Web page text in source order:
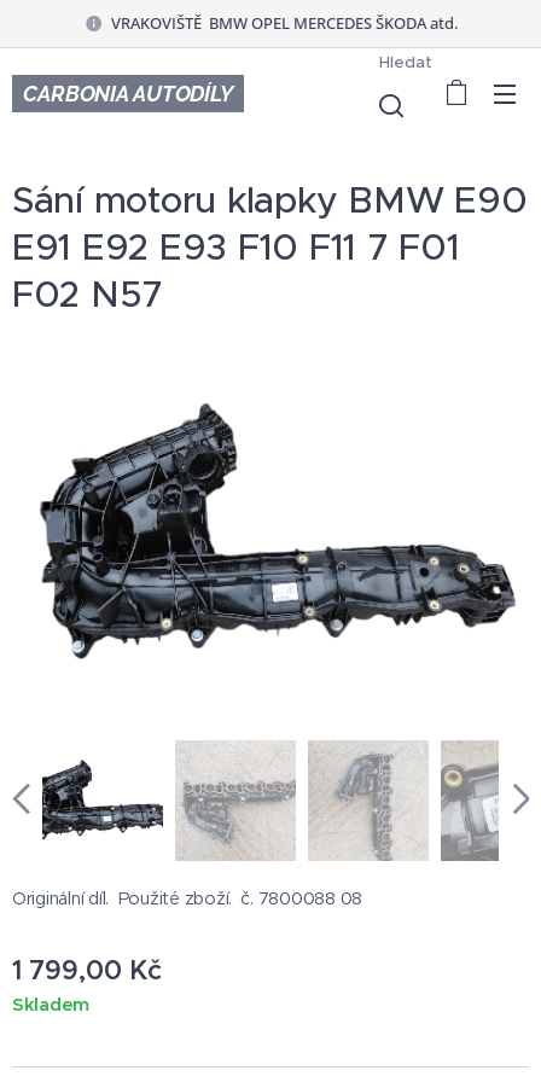
VRAKOVIŠTĚ BMW OPEL MERCEDES ŠKODA atd.
CARBONIA AUTODÍLY
Hledat
Sání motoru klapky BMW E90
E91 E92 E93 F10 F11 7 F01
F02 N57
Originální díl. Použité zboží. č. 7800088 08
1 799,00 Kč
Skladem